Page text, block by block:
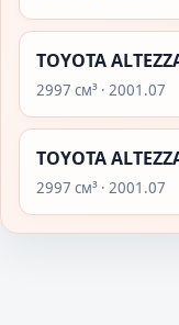
TOYOTA
2997 см³ · 2001.07
TOYOTA
2997 см³ · 2001.07